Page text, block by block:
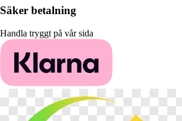
Säker betalning
Handla tryggt på vår sida